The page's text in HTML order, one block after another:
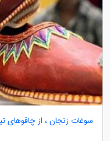
سوغات زنجان ، از چاقوهای